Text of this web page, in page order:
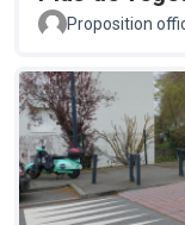
Proposition